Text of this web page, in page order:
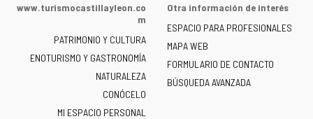
la
de
Castilla
y
León
-
www.turismocastillayleon.co
m
PATRIMONIO Y CULTURA
ENOTURISMO Y GASTRONOMÍA
NATURALEZA
CONÓCELO
MI ESPACIO PERSONAL
Otra información de interés
ESPACIO PARA PROFESIONALES
MAPA WEB
FORMULARIO DE CONTACTO
BÚSQUEDA AVANZADA